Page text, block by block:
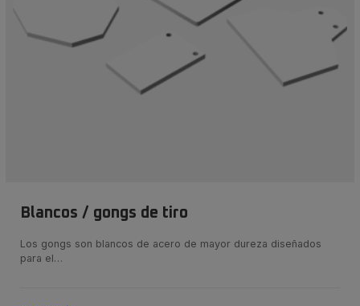
Blancos / gongs de tiro
Los gongs son blancos de acero de mayor dureza diseñados
para el…